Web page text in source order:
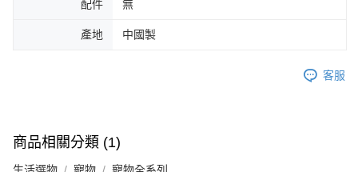
配件 無
產地 中國製
客服
商品相關分類 (1)